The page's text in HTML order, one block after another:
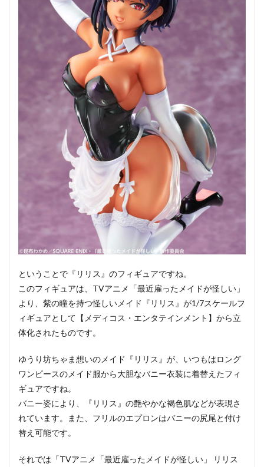
ということで『リリス』のフィギュアですね。
このフィギュアは、TVアニメ「最近雇ったメイドが怪しい」
より、紫の瞳を持つ怪しいメイド『リリス』が1/7スケールフ
ィギュアとして【メディコス・エンタテインメント】から立
体化されたものです。
ゆうり坊ちゃま想いのメイド『リリス』が、いつもはロング
ワンピースのメイド服から大胆なバニー衣装に着替えたフィ
ギュアですね。
バニー姿により、『リリス』の艶やかな褐色肌などが表現さ
れています。また、フリルのエプロンはバニーの尻尾と付け
替え可能です。
それでは「TVアニメ「最近雇ったメイドが怪しい」 リリス